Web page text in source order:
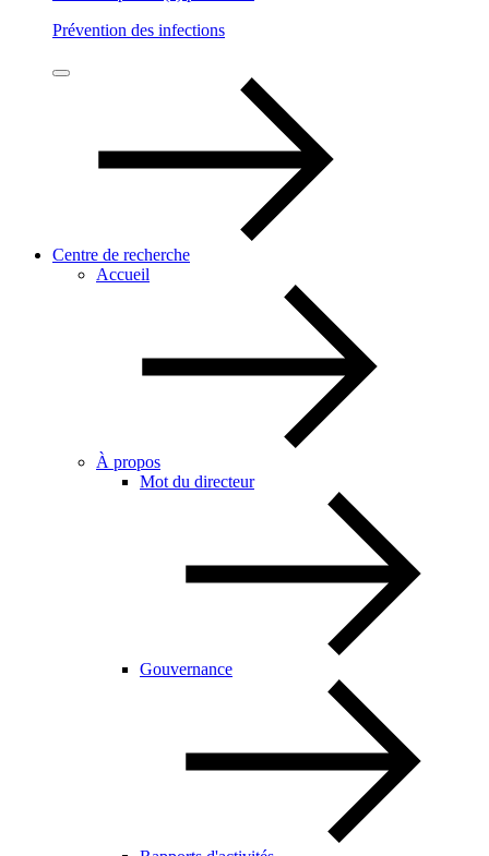
Prévention des infections
Centre de recherche
Accueil
À propos
Mot du directeur
Gouvernance